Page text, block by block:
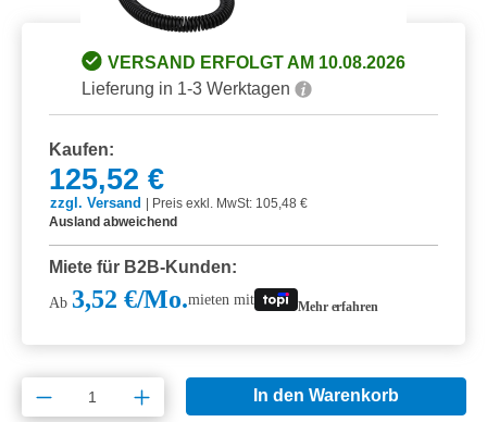
VERSAND ERFOLGT AM 10.08.2026
Lieferung in 1-3 Werktagen
Kaufen:
125,52 €
zzgl. Versand | Preis exkl. MwSt: 105,48 €
Ausland abweichend
Miete für B2B-Kunden:
Ab 3,52 €/Mo.mieten mit Mehr erfahren
Produkt Anzahl: Gib den gewünschten
In den Warenkorb